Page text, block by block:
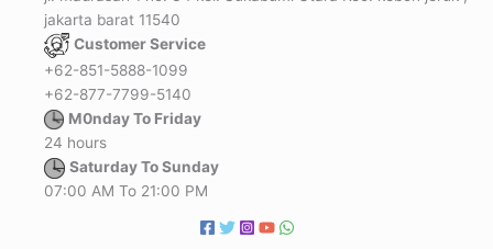
jakarta barat 11540
Customer Service
+62-851-5888-1099
+62-877-7799-5140
M0nday To Friday
24 hours
Saturday To Sunday
07:00 AM To 21:00 PM